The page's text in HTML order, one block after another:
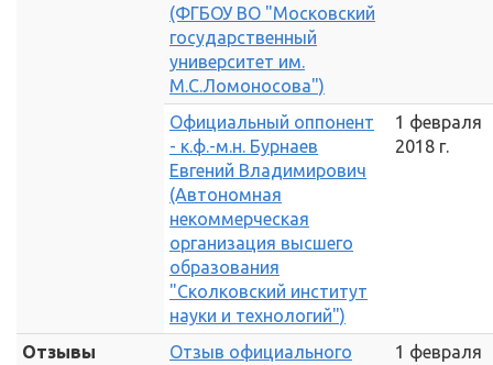
(ФГБОУ ВО "Московский
государственный
университет им.
М.С.Ломоносова")
Официальный оппонент
- к.ф.-м.н. Бурнаев
Евгений Владимирович
(Автономная
некоммерческая
организация высшего
образования
"Сколковский институт
науки и технологий")
1 февраля
2018 г.
Отзывы
Отзыв официального
1 февраля